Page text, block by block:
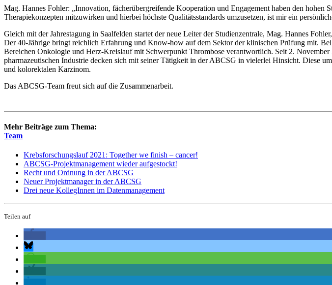
Mag. Hannes Fohler: „Innovation, fächerübergreifende Kooperation und Engagement haben den
Therapiekonzepten mitzuwirken und hierbei höchste Qualitätsstandards umzusetzen, ist mir ein
Gleich mit der Jahrestagung in Saalfelden startet der neue Leiter der Studienzentrale, Mag. Hannes
Der 40-Jährige bringt reichlich Erfahrung und Know-how auf dem Sektor der klinischen Prüfung mit.
Bereichen Onkologie und Herz-Kreislauf mit Schwerpunkt Thrombose verantwortlich. Seit 2.
pharmazeutischen Industrie decken sich mit seiner Tätigkeit in der ABCSG in vielerlei Hinsicht. Diese
und kolorektalen Karzinom.
Das ABCSG-Team freut sich auf die Zusammenarbeit.
Mehr Beiträge zum Thema:
Team
Krebsforschungslauf 2021: Together we finish – cancer!
ABCSG-Projektmanagement wieder aufgestockt!
Recht und Ordnung in der ABCSG
Neuer Projektmanager in der ABCSG
Drei neue KollegInnen im Datenmanagement
Teilen auf